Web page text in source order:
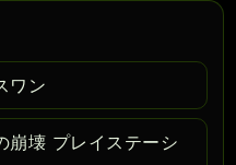
ワン
崩壊 プレイステーシ